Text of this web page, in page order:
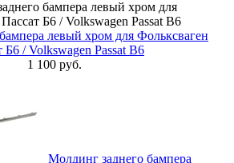
левый хром для Фольксваген
Б6 / Volkswagen Passat B6
1 100 руб.
Молдинг заднего бампера